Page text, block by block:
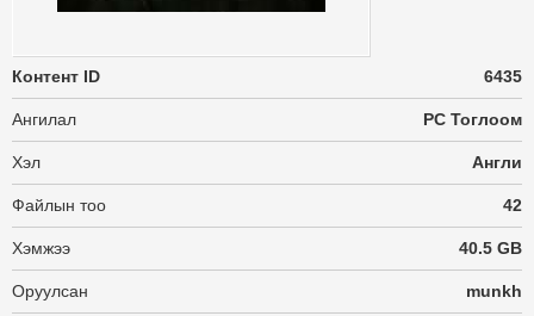
Контент ID 6435
Ангилал PC Тоглоом
Хэл Англи
Файлын тоо 42
Хэмжээ 40.5 GB
Оруулсан munkh